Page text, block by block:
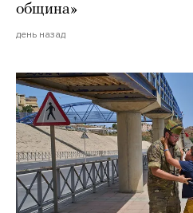
община»
день назад